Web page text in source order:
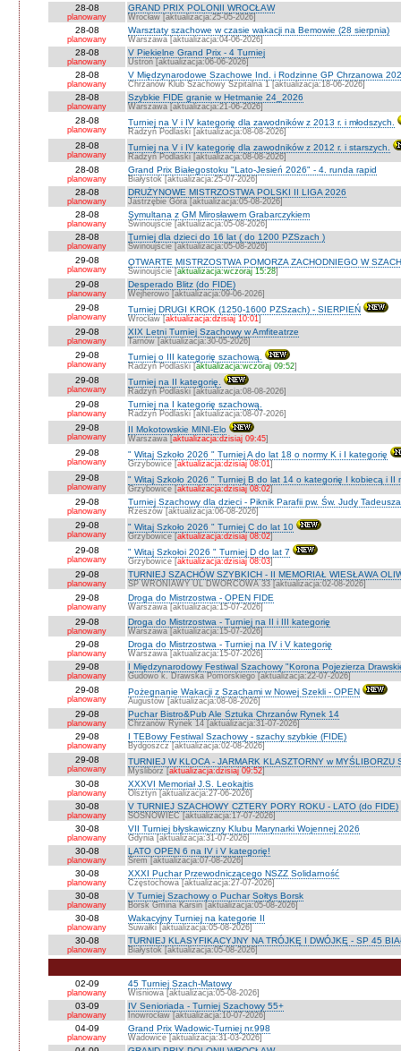
28-08
planowany
GRAND PRIX POLONII WROCŁAW
Wrocław [aktualizacja:25-05-2026]
28-08
planowany
Warsztaty szachowe w czasie wakacji na Bemowie (28 sierpnia)
Warszawa [aktualizacja:04-06-2026]
28-08
planowany
V Piekielne Grand Prix - 4 Turniej
Ustroń [aktualizacja:06-06-2026]
28-08
planowany
V Międzynarodowe Szachowe Ind. i Rodzinne GP Chrzanowa
Chrzanów Klub Szachowy Szpitalna 1 [aktualizacja:18-06-2026]
28-08
planowany
Szybkie FIDE granie w Hetmanie 24_2026
Warszawa [aktualizacja:21-06-2026]
28-08
planowany
Turniej na V i IV kategorię dla zawodników z 2013 r. i młodszych.
Radzyń Podlaski [aktualizacja:08-08-2026]
28-08
planowany
Turniej na V i IV kategorię dla zawodników z 2012 r. i starszych.
Radzyń Podlaski [aktualizacja:08-08-2026]
28-08
planowany
Grand Prix Białegostoku "Lato-Jesień 2026" - 4. runda rapid
Białystok [aktualizacja:25-07-2026]
28-08
planowany
DRUŻYNOWE MISTRZOSTWA POLSKI II LIGA 2026
Jastrzębie Góra [aktualizacja:05-08-2026]
28-08
planowany
Symultana z GM Mirosławem Grabarczykiem
Świnoujście [aktualizacja:05-08-2026]
28-08
planowany
Turniej dla dzieci do 16 lat ( do 1200 PZSzach )
Świnoujście [aktualizacja:05-08-2026]
29-08
planowany
OTWARTE MISTRZOSTWA POMORZA ZACHODNIEGO W
Świnoujście [aktualizacja:wczoraj 15:28]
29-08
planowany
Desperado Blitz (do FIDE)
Wejherowo [aktualizacja:09-06-2026]
29-08
planowany
Turniej DRUGI KROK (1250-1600 PZSzach) - SIERPIEŃ
Wrocław [aktualizacja:dzisiaj 10:01]
29-08
planowany
XIX Letni Turniej Szachowy w Amfiteatrze
Tarnów [aktualizacja:30-05-2026]
29-08
planowany
Turniej o III kategorię szachową.
Radzyń Podlaski [aktualizacja:wczoraj 09:52]
29-08
planowany
Turniej na II kategorię.
Radzyń Podlaski [aktualizacja:08-08-2026]
29-08
planowany
Turniej na I kategorię szachową.
Radzyń Podlaski [aktualizacja:08-07-2026]
29-08
planowany
II Mokotowskie MINI-Elo
Warszawa [aktualizacja:dzisiaj 09:45]
29-08
planowany
" Witaj Szkoło 2026 " Turniej A do lat 18 o normy K i I kategorię
Grzybowice [aktualizacja:dzisiaj 08:01]
29-08
planowany
" Witaj Szkoło 2026 " Turniej B do lat 14 o kategorię I kobiecą i II
Grzybowice [aktualizacja:dzisiaj 08:02]
29-08
planowany
Turniej Szachowy dla dzieci - Piknik Parafii pw. Św. Judy
Rzeszów [aktualizacja:06-08-2026]
29-08
planowany
" Witaj Szkoło 2026 " Turniej C do lat 10
Grzybowice [aktualizacja:dzisiaj 08:02]
29-08
planowany
" Witaj Szkołoi 2026 " Turniej D do lat 7
Grzybowice [aktualizacja:dzisiaj 08:03]
29-08
planowany
TURNIEJ SZACHÓW SZYBKICH - II MEMORIAŁ WIESŁAWA
SP WRONIAWY UL DWORCOWA 33 [aktualizacja:02-08-2026]
29-08
planowany
Droga do Mistrzostwa - OPEN FIDE
Warszawa [aktualizacja:15-07-2026]
29-08
planowany
Droga do Mistrzostwa - Turniej na II i III kategorię
Warszawa [aktualizacja:15-07-2026]
29-08
planowany
Droga do Mistrzostwa - Turniej na IV i V kategorię
Warszawa [aktualizacja:15-07-2026]
29-08
planowany
I Międzynarodowy Festiwal Szachowy "Korona Pojezierza
Gudowo k. Drawska Pomorskiego [aktualizacja:22-07-2026]
29-08
planowany
Pożegnanie Wakacji z Szachami w Nowej Szekli - OPEN
Augustów [aktualizacja:08-08-2026]
29-08
planowany
Puchar Bistro&Pub Ale Sztuka Chrzanów Rynek 14
Chrzanów Rynek 14 [aktualizacja:31-07-2026]
29-08
planowany
I TEBowy Festiwal Szachowy - szachy szybkie (FIDE)
Bydgoszcz [aktualizacja:02-08-2026]
29-08
planowany
TURNIEJ W KLOCA - JARMARK KLASZTORNY w MYŚLIBORZU
Myślibórz [aktualizacja:dzisiaj 09:52]
30-08
planowany
XXXVI Memoriał J.S. Leokajtis
Olsztyn [aktualizacja:27-06-2026]
30-08
planowany
V TURNIEJ SZACHOWY CZTERY PORY ROKU - LATO (do FIDE)
SOSNOWIEC [aktualizacja:17-07-2026]
30-08
planowany
VII Turniej błyskawiczny Klubu Marynarki Wojennej 2026
Gdynia [aktualizacja:31-07-2026]
30-08
planowany
LATO OPEN 6 na IV i V kategorię!
Śrem [aktualizacja:07-08-2026]
30-08
planowany
XXXI Puchar Przewodniczącego NSZZ Solidarność
Częstochowa [aktualizacja:27-07-2026]
30-08
planowany
V Turniej Szachowy o Puchar Sołtys Borsk
Borsk Gmina Karsin [aktualizacja:05-08-2026]
30-08
planowany
Wakacyjny Turniej na kategorie II
Suwałki [aktualizacja:05-08-2026]
30-08
planowany
TURNIEJ KLASYFIKACYJNY NA TRÓJKĘ I DWÓJKĘ - SP 45
Białystok [aktualizacja:05-08-2026]
02-09
planowany
45 Turniej Szach-Matowy
Wiśniowa [aktualizacja:05-08-2026]
03-09
planowany
IV Senioriada - Turniej Szachowy 55+
Inowrocław [aktualizacja:10-07-2026]
04-09
planowany
Grand Prix Wadowic-Turniej nr.998
Wadowice [aktualizacja:31-03-2026]